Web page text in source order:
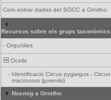
Com entrar dades del SOCC a Ornitho
Recursos sobre els grups taxonòmics
- Orquídies
Ocells
- Identificació Circus pygargus - Circus
macrourus (juvenils)
Nocmig a Ornitho